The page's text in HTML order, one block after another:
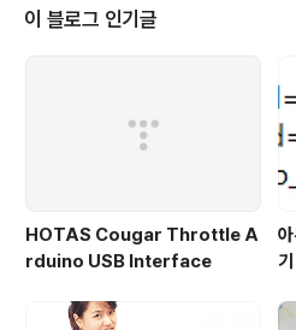
예퀘스트는 NPC가 도움을 준다. 하이잘산 퀘
심연의 영지 들어갈때... 심연의 영지에 있는 바
온 사방팔방을 날아댕기기 바쉬르 퀘 조금 해
가 탔던 배가 저 문어녀석한테 침몰당함... 연
이 블로그 인기글
HOTAS Cougar Throttle A
rduino USB Interface
기